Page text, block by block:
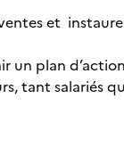
et
un plan
tant salariés